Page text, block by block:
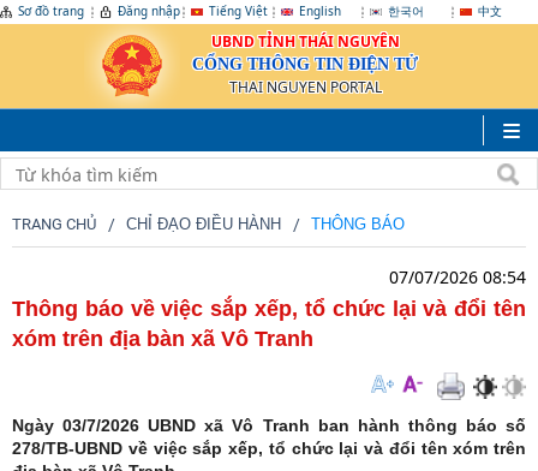
Sơ đồ trang Đăng nhập Tiếng Việt English 한국어 中文
UBND TỈNH THÁI NGUYÊN
CỔNG THÔNG TIN ĐIỆN TỬ
THAI NGUYEN PORTAL
TRANG CHỦ CHỈ ĐẠO ĐIỀU HÀNH THÔNG BÁO
07/07/2026 08:54
Thông báo về việc sắp xếp, tổ chức lại và đổi tên
xóm trên địa bàn xã Vô Tranh
Ngày 03/7/2026 UBND xã Vô Tranh ban hành thông báo số
278/TB-UBND về việc sắp xếp, tổ chức lại và đổi tên xóm trên